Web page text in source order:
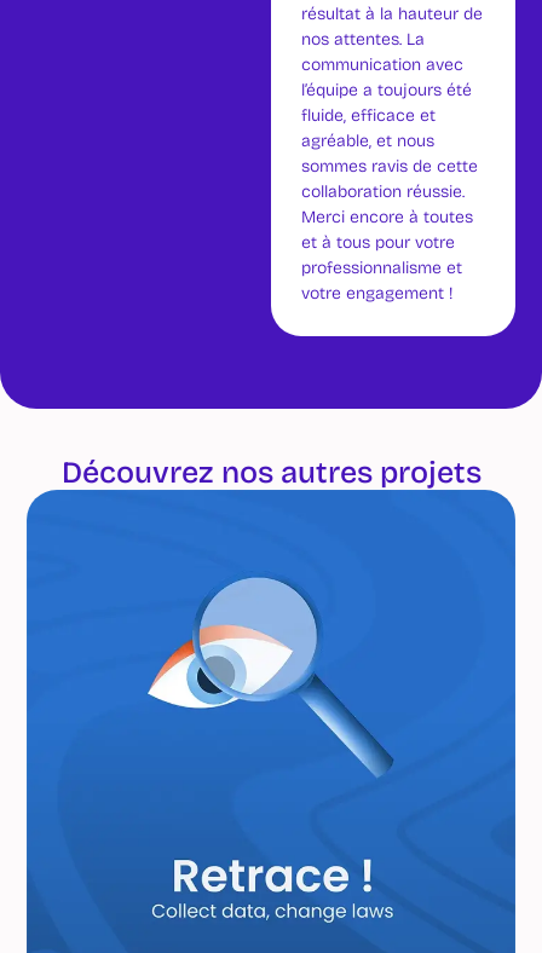
résultat à la hauteur de
nos attentes. La
communication avec
l’équipe a toujours été
fluide, efficace et
agréable, et nous
sommes ravis de cette
collaboration réussie.
Merci encore à toutes
et à tous pour votre
professionnalisme et
votre engagement !
Découvrez nos autres projets